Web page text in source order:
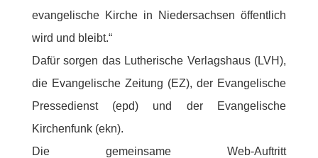
evangelische Kirche in Niedersachsen öffentlich
wird und bleibt.“
Dafür sorgen das Lutherische Verlagshaus (LVH),
die Evangelische Zeitung (EZ), der Evangelische
Pressedienst (epd) und der Evangelische
Kirchenfunk (ekn).
Die gemeinsame Web-Auftritt